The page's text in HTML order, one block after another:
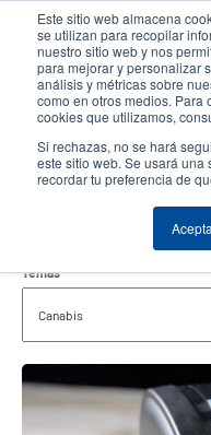
Este sitio web almacena
se utilizan para recopilar
nuestro sitio web y nos
para mejorar y personalizar
análisis y métricas sobre
como en otros medios. Para
cookies que utilizamos,
Si rechazas, no se hará
este sitio web. Se usará
recordar tu preferencia de
contenido
principal
Header
Temas